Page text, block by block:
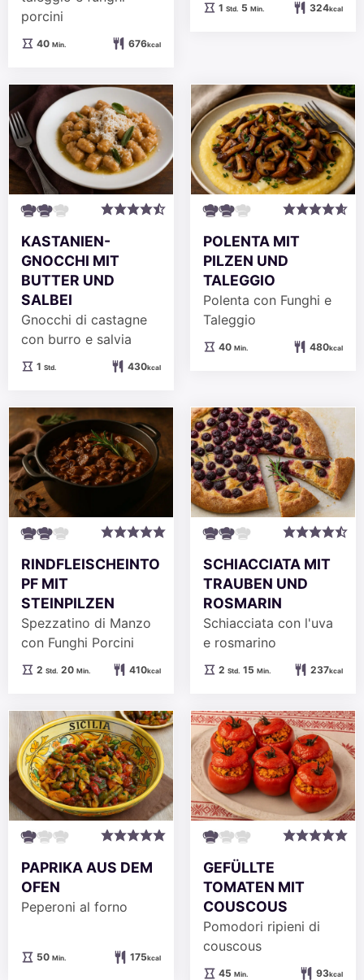
porcini
40Minuten
Min. 676kcal
1Stunde
Std. 5Minuten
Min. 324kcal
KASTANIEN-
GNOCCHI MIT
BUTTER UND
SALBEI
Gnocchi di castagne
con burro e salvia
1Stunde
Std. 430kcal
POLENTA MIT
PILZEN UND
TALEGGIO
Polenta con Funghi e
Taleggio
40Minuten
Min. 480kcal
RINDFLEISCHEINTO
PF MIT
STEINPILZEN
Spezzatino di Manzo
con Funghi Porcini
2Stunden
Std. 20Minuten
Min. 410kcal
SCHIACCIATA MIT
TRAUBEN UND
ROSMARIN
Schiacciata con l'uva
e rosmarino
2Stunden
Std. 15Minuten
Min. 237kcal
PAPRIKA AUS DEM
OFEN
Peperoni al forno
50Minuten
Min. 175kcal
GEFÜLLTE
TOMATEN MIT
COUSCOUS
Pomodori ripieni di
couscous
45Minuten
Min. 93kcal